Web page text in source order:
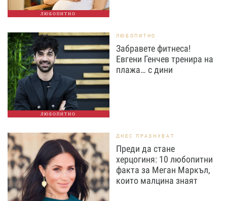
ЛЮБОПИТНО
ЛЮБОПИТНО
ЛЮБОПИТНО
Забравете фитнеса!
Евгени Генчев тренира на
плажа… с дини
ДНЕС ПРАЗНУВАТ
Преди да стане
херцогиня: 10 любопитни
факта за Меган Маркъл,
които малцина знаят